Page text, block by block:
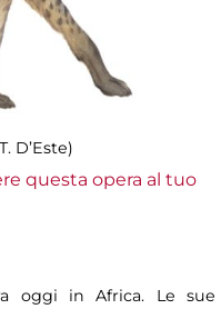
D’Este)
questa opera al tuo
oggi in Africa. Le sue